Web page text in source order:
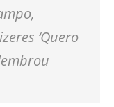
‘Quero